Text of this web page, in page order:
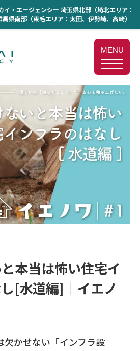
・エージェンシー 埼玉県北部（埼北エリア：
県南部（東毛エリア：太田、伊勢崎、高崎）
MENU
本当は怖い住宅イ
[水道編]｜イエノ
欠かせない「インフラ設